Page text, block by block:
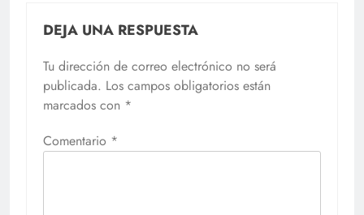
DEJA UNA RESPUESTA
Tu dirección de correo electrónico no será
publicada. Los campos obligatorios están
marcados con *
Comentario *